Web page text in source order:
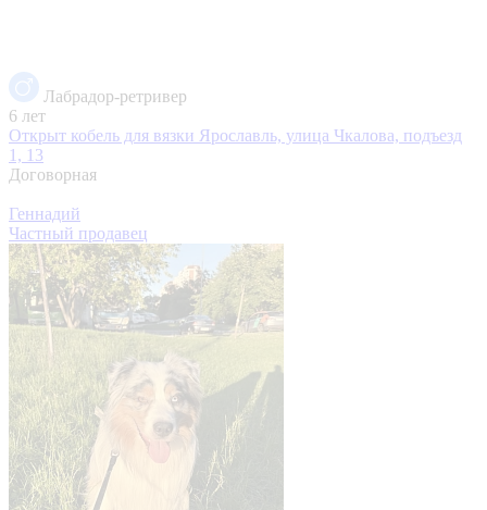
Лабрадор-ретривер
6 лет
Открыт кобель для вязки Ярославль, улица Чкалова, подъезд
1, 13
Договорная
Геннадий
Частный продавец